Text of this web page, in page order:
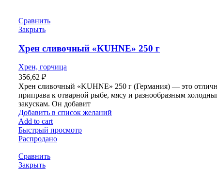
Сравнить
Закрыть
Хрен сливочный «KUHNE» 250 г
Хрен, горчица
356,62 ₽
Хрен сливочный «KUHNE» 250 г (Германия) — это
приправа к отварной рыбе, мясу и разнообразным
закускам. Он добавит
Добавить в список желаний
Add to cart
Быстрый просмотр
Распродано
Сравнить
Закрыть